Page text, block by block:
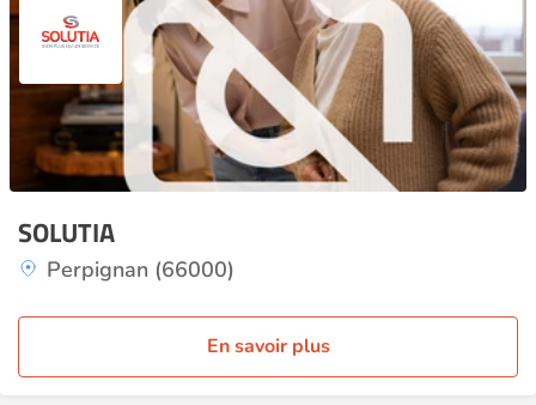
SOLUTIA
Perpignan (66000)
En savoir plus